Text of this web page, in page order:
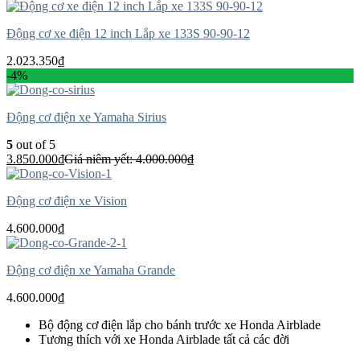
Động cơ xe điện 12 inch Lắp xe 133S 90-90-12
2.023.350₫
-4%
Động cơ điện xe Yamaha Sirius
5 out of 5
3.850.000₫Giá niêm yết:4.000.000₫
Động cơ điện xe Vision
4.600.000₫
Động cơ điện xe Yamaha Grande
4.600.000₫
Bộ động cơ điện lắp cho bánh trước xe Honda Airblade
Tương thích với xe Honda Airblade tất cả các đời